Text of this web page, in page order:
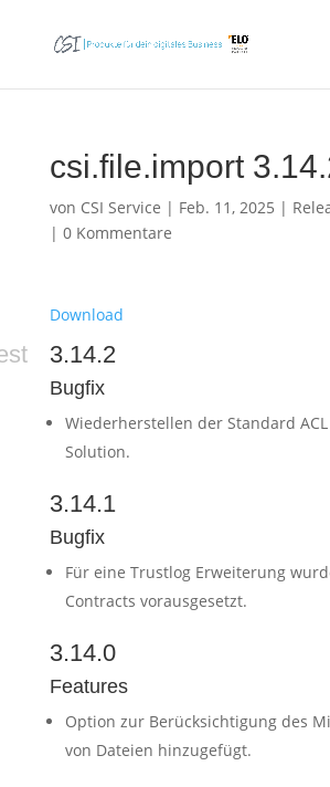
csi.file.import
von CSI Service | Feb. 11, 2025 |
| 0 Kommentare
Download
3.14.2
Bugfix
Wiederherstellen der Standard
Solution.
3.14.1
Bugfix
Für eine Trustlog Erweiterung
Contracts vorausgesetzt.
3.14.0
Features
Option zur Berücksichtigung des
von Dateien hinzugefügt.